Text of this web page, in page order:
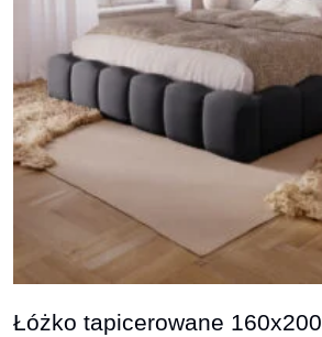
Łóżko tapicerowane 160x200